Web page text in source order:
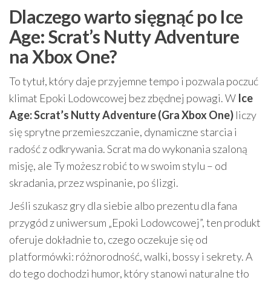
Dlaczego warto sięgnąć po Ice
Age: Scrat’s Nutty Adventure
na Xbox One?
To tytuł, który daje przyjemne tempo i pozwala poczuć
klimat Epoki Lodowcowej bez zbędnej powagi. W Ice
Age: Scrat’s Nutty Adventure (Gra Xbox One) liczy
się sprytne przemieszczanie, dynamiczne starcia i
radość z odkrywania. Scrat ma do wykonania szaloną
misję, ale Ty możesz robić to w swoim stylu – od
skradania, przez wspinanie, po ślizgi.
Jeśli szukasz gry dla siebie albo prezentu dla fana
przygód z uniwersum „Epoki Lodowcowej”, ten produkt
oferuje dokładnie to, czego oczekuje się od
platformówki: różnorodność, walki, bossy i sekrety. A
do tego dochodzi humor, który stanowi naturalne tło